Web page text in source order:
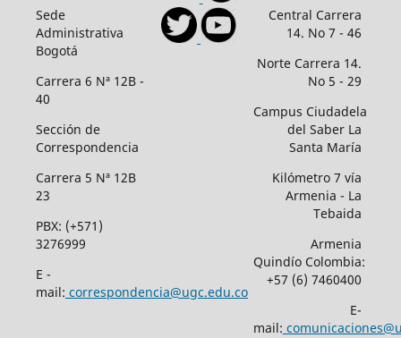
Sede
Administrativa
Bogotá
Carrera 6 Nª 12B -
40
Sección de
Correspondencia
Carrera 5 Nª 12B
23
PBX: (+571)
3276999
E -
mail: correspondencia@ugc.edu.co
Central Carrera
14. No 7 - 46
Norte Carrera 14.
No 5 - 29
Campus Ciudadela
del Saber La
Santa María
Kilómetro 7 vía
Armenia - La
Tebaida
Armenia
Quindío Colombia:
+57 (6) 7460400
E-
mail: